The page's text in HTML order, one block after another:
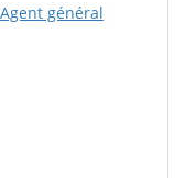
général